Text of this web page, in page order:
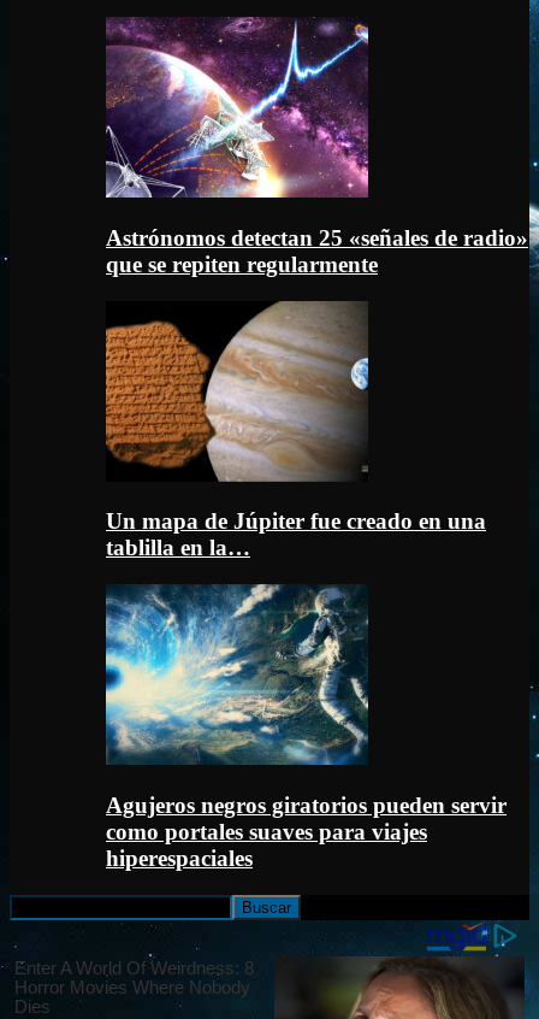
Astrónomos detectan 25 «señales de radio»
que se repiten regularmente
Un mapa de Júpiter fue creado en una
tablilla en la…
Agujeros negros giratorios pueden servir
como portales suaves para viajes
hiperespaciales